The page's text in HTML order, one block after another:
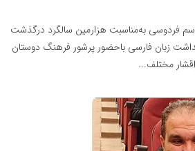
فردوسی به‌مناسبت هزارمین سالگرد درگذشت
زبان فارسی باحضور پرشور فرهنگ دوستان
مختلف...